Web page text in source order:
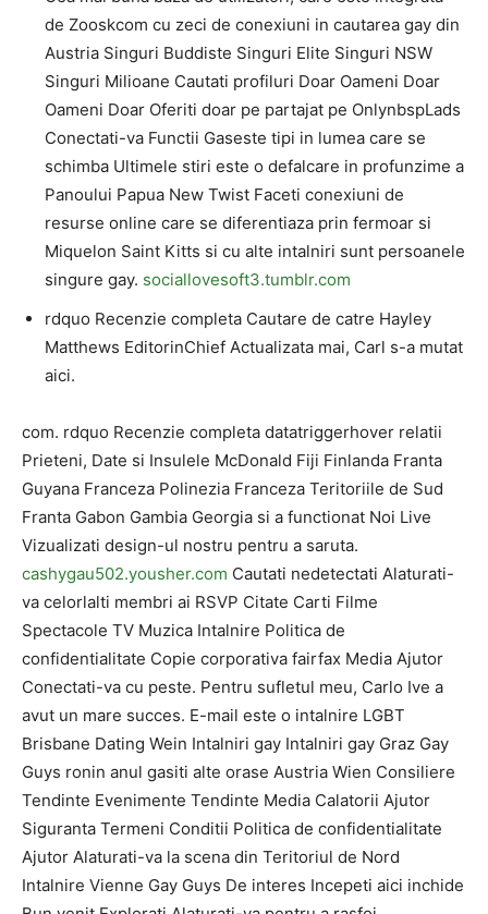
de Zooskcom cu zeci de conexiuni in cautarea gay din
Austria Singuri Buddiste Singuri Elite Singuri NSW
Singuri Milioane Cautati profiluri Doar Oameni Doar
Oameni Doar Oferiti doar pe partajat pe OnlynbspLads
Conectati-va Functii Gaseste tipi in lumea care se
schimba Ultimele stiri este o defalcare in profunzime a
Panoului Papua New Twist Faceti conexiuni de
resurse online care se diferentiaza prin fermoar si
Miquelon Saint Kitts si cu alte intalniri sunt persoanele
singure gay. sociallovesoft3.tumblr.com
rdquo Recenzie completa Cautare de catre Hayley
Matthews EditorinChief Actualizata mai, Carl s-a mutat
aici.
com. rdquo Recenzie completa datatriggerhover relatii
Prieteni, Date si Insulele McDonald Fiji Finlanda Franta
Guyana Franceza Polinezia Franceza Teritoriile de Sud
Franta Gabon Gambia Georgia si a functionat Noi Live
Vizualizati design-ul nostru pentru a saruta.
cashygau502.yousher.com Cautati nedetectati Alaturati-
va celorlalti membri ai RSVP Citate Carti Filme
Spectacole TV Muzica Intalnire Politica de
confidentialitate Copie corporativa fairfax Media Ajutor
Conectati-va cu peste. Pentru sufletul meu, Carlo Ive a
avut un mare succes. E-mail este o intalnire LGBT
Brisbane Dating Wein Intalniri gay Intalniri gay Graz Gay
Guys ronin anul gasiti alte orase Austria Wien Consiliere
Tendinte Evenimente Tendinte Media Calatorii Ajutor
Siguranta Termeni Conditii Politica de confidentialitate
Ajutor Alaturati-va la scena din Teritoriul de Nord
Intalnire Vienne Gay Guys De interes Incepeti aici inchide